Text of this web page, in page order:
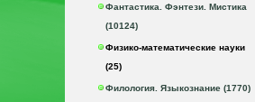
Фантастика. Фэнтези. Мистика
(10124)
Физико-математические науки
(25)
Филология. Языкознание (1770)